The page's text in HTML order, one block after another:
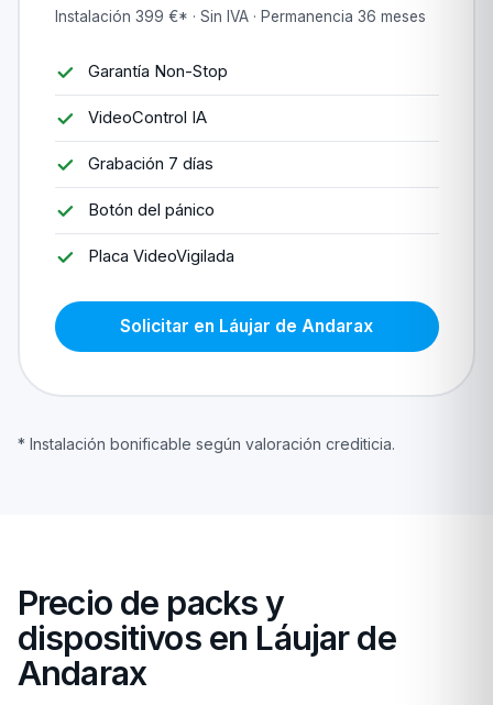
Instalación 399 €* · Sin IVA · Permanencia 36 meses
Garantía Non-Stop
VideoControl IA
Grabación 7 días
Botón del pánico
Placa VideoVigilada
Solicitar en Láujar de Andarax
* Instalación bonificable según valoración crediticia.
Precio de packs y
dispositivos en Láujar de
Andarax